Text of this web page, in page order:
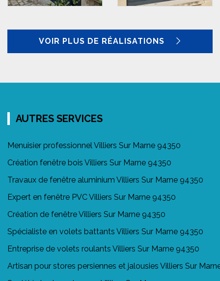
VOIR PLUS DE RÉALISATIONS
AUTRES SERVICES
Menuisier professionnel Villiers Sur Marne 94350
Création fenêtre bois Villiers Sur Marne 94350
Travaux de fenêtre aluminium Villiers Sur Marne 94350
Expert en fenêtre PVC Villiers Sur Marne 94350
Création de fenêtre Villiers Sur Marne 94350
Spécialiste en volets battants Villiers Sur Marne 94350
Entreprise de volets roulants Villiers Sur Marne 94350
Artisan pour stores persiennes et jalousies Villiers Sur